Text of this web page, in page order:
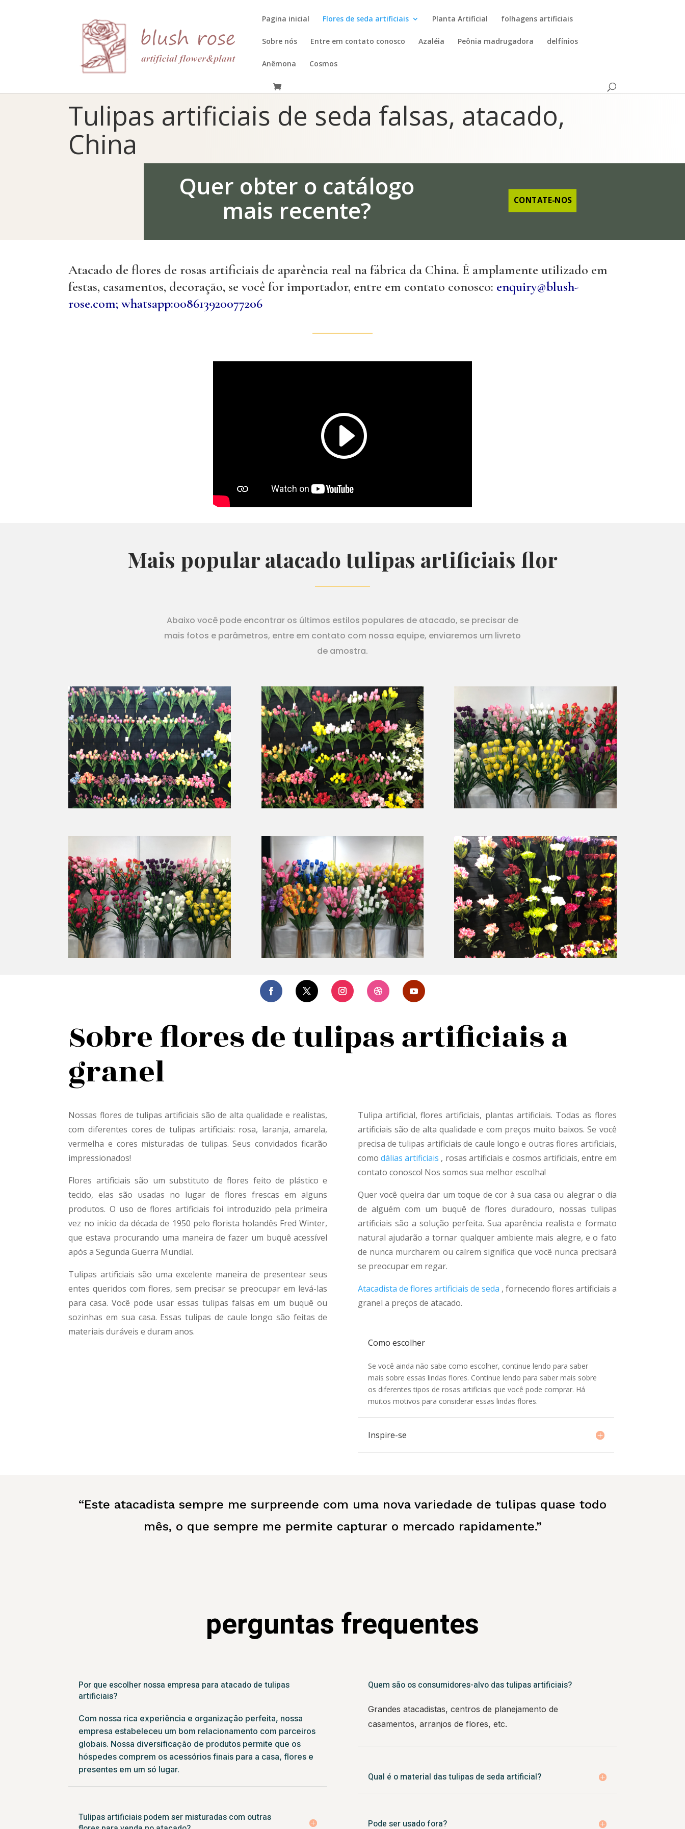
Pagina inicial
Flores de seda artificiais Planta Artificial folhagens artificiais
Sobre nós Entre em contato conosco Azaléia Peônia madrugadora delfínios
Anêmona Cosmos
Tulipas artificiais de seda falsas, atacado,
China
Quer obter o catálogo
mais recente?
CONTATE-NOS
Atacado de flores de rosas artificiais de aparência real na fábrica da China. É amplamente utilizado em
festas, casamentos, decoração, se você for importador, entre em contato conosco: enquiry@blush-
rose.com; whatsapp:008613920077206
Mais popular atacado tulipas artificiais flor
Abaixo você pode encontrar os últimos estilos populares de atacado, se precisar de
mais fotos e parâmetros, entre em contato com nossa equipe, enviaremos um livreto
de amostra.
Sobre flores de tulipas artificiais a
granel
Nossas flores de tulipas artificiais são de alta qualidade e realistas,
com diferentes cores de tulipas artificiais: rosa, laranja, amarela,
vermelha e cores misturadas de tulipas. Seus convidados ficarão
impressionados!
Flores artificiais são um substituto de flores feito de plástico e
tecido, elas são usadas no lugar de flores frescas em alguns
produtos. O uso de flores artificiais foi introduzido pela primeira
vez no início da década de 1950 pelo florista holandês Fred Winter,
que estava procurando uma maneira de fazer um buquê acessível
após a Segunda Guerra Mundial.
Tulipas artificiais são uma excelente maneira de presentear seus
entes queridos com flores, sem precisar se preocupar em levá-las
para casa. Você pode usar essas tulipas falsas em um buquê ou
sozinhas em sua casa. Essas tulipas de caule longo são feitas de
materiais duráveis ​​e duram anos.
Tulipa artificial, flores artificiais, plantas artificiais. Todas as flores
artificiais são de alta qualidade e com preços muito baixos. Se você
precisa de tulipas artificiais de caule longo e outras flores artificiais,
como dálias artificiais , rosas artificiais e cosmos artificiais, entre em
contato conosco! Nos somos sua melhor escolha!
Quer você queira dar um toque de cor à sua casa ou alegrar o dia
de alguém com um buquê de flores duradouro, nossas tulipas
artificiais são a solução perfeita. Sua aparência realista e formato
natural ajudarão a tornar qualquer ambiente mais alegre, e o fato
de nunca murcharem ou caírem significa que você nunca precisará
se preocupar em regar.
Atacadista de flores artificiais de seda , fornecendo flores artificiais a
granel a preços de atacado.
Como escolher
Se você ainda não sabe como escolher, continue lendo para saber
mais sobre essas lindas flores. Continue lendo para saber mais sobre
os diferentes tipos de rosas artificiais que você pode comprar. Há
muitos motivos para considerar essas lindas flores.
Inspire-se
“Este atacadista sempre me surpreende com uma nova variedade de tulipas quase todo
mês, o que sempre me permite capturar o mercado rapidamente.”
perguntas frequentes
Por que escolher nossa empresa para atacado de tulipas
artificiais?
Com nossa rica experiência e organização perfeita, nossa
empresa estabeleceu um bom relacionamento com parceiros
globais. Nossa diversificação de produtos permite que os
hóspedes comprem os acessórios finais para a casa, flores e
presentes em um só lugar.
Tulipas artificiais podem ser misturadas com outras
Quem são os consumidores-alvo das tulipas artificiais?
Grandes atacadistas, centros de planejamento de
casamentos, arranjos de flores, etc.
Qual é o material das tulipas de seda artificial?
Pode ser usado fora?